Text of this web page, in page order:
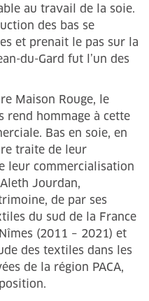
au travail de la soie.
des bas se
et prenait le pas sur la
du-Gard fut l’un des
Maison Rouge, le
rend hommage à cette
Bas en soie, en
traite de leur
leur commercialisation
Jourdan,
de par ses
du sud de la France
(2011 – 2021) et
des textiles dans les
de la région PACA,